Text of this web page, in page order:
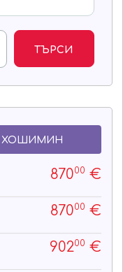
ТЪРСИ
ХОШИМИН
87000 €
87000 €
90200 €